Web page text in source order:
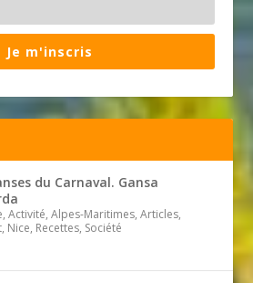
Je m'inscris
du Carnaval. Gansa
Activité, Alpes-Maritimes, Articles,
Nice, Recettes, Société